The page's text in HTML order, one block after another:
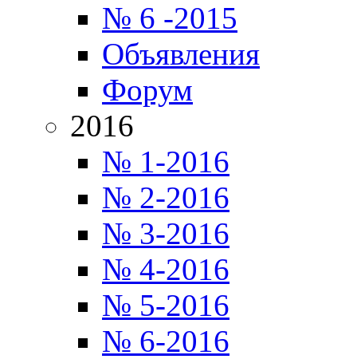
№ 6 -2015
Объявления
Форум
2016
№ 1-2016
№ 2-2016
№ 3-2016
№ 4-2016
№ 5-2016
№ 6-2016